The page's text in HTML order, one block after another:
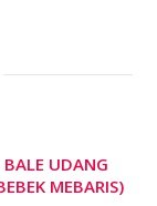
UDANG
MEBARIS)